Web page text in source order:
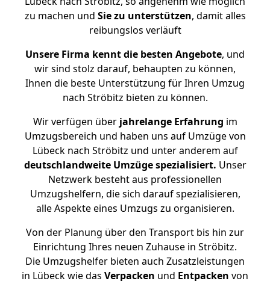
zu machen und Sie zu unterstützen, damit alles
reibungslos verläuft
Unsere Firma kennt die besten Angebote, und
wir sind stolz darauf, behaupten zu können,
Ihnen die beste Unterstützung für Ihren Umzug
nach Ströbitz bieten zu können.
Wir verfügen überjahrelange Erfahrung im
Umzugsbereich und haben uns auf Umzüge von
Lübeck nach Ströbitz und unter anderem auf
deutschlandweite Umzüge spezialisiert. Unser
Netzwerk besteht aus professionellen
Umzugshelfern, die sich darauf spezialisieren,
alle Aspekte eines Umzugs zu organisieren.
Von der Planung über den Transport bis hin zur
Einrichtung Ihres neuen Zuhause in Ströbitz.
Die Umzugshelfer bieten auch Zusatzleistungen
in Lübeck wie das Verpacken und Entpacken von